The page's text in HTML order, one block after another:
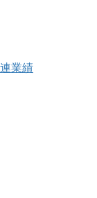
業績